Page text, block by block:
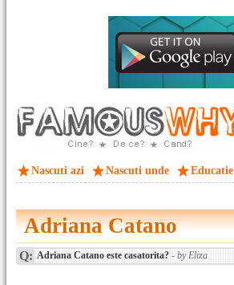
Nascuti azi Nascuti unde Educatie
Adriana Catano
Q: Adriana Catano este casatorita? - by Eliza